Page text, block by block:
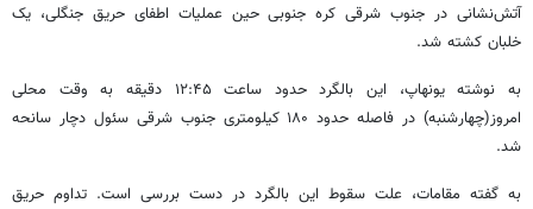
آتش‌نشانی در جنوب شرقی کره جنوبی حین عملیات اطفای حریق جنگلی، یک
خلبان کشته شد.
به نوشته یونهاپ، این بالگرد حدود ساعت ۱۲:۴۵ دقیقه به وقت محلی
امروز(چهارشنبه) در فاصله حدود ۱۸۰ کیلومتری جنوب شرقی سئول دچار سانحه
شد.
به گفته مقامات، علت سقوط این بالگرد در دست بررسی است. تداوم حریق